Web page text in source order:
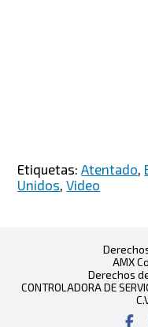
Etiquetas:Atentado,
Unidos,Video
AMX
Derechos
CONTROLADORA DE